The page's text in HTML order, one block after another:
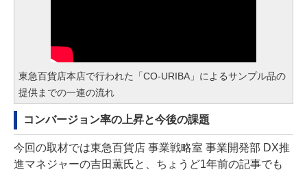
東急百貨店本店で行われた「CO-URIBA」によるサンプル品の
提供までの一連の流れ
コンバージョン率の上昇と今後の課題
今回の取材では東急百貨店 事業戦略室 事業開発部 DX推
進マネジャーの吉田薫氏と、 ちょうど1年前の記事でも